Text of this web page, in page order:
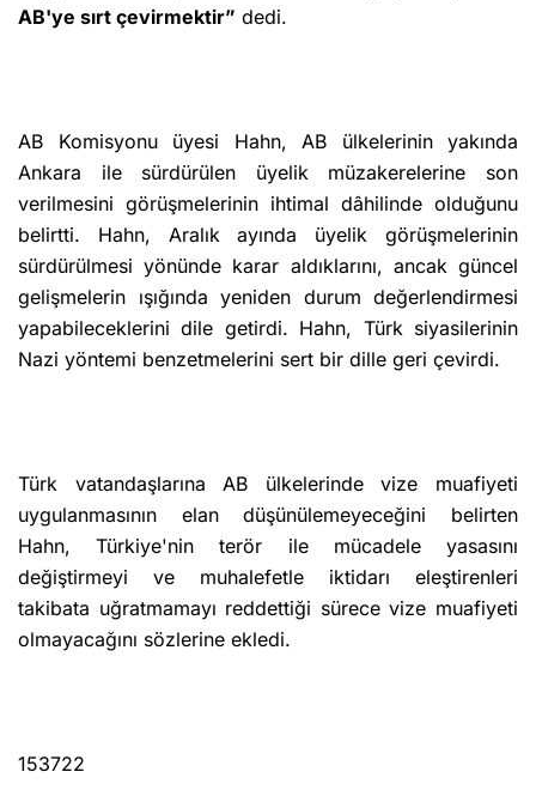
AB'ye sırt çevirmektir” dedi.
AB Komisyonu üyesi Hahn, AB ülkelerinin yakında
Ankara ile sürdürülen üyelik müzakerelerine son
verilmesini görüşmelerinin ihtimal dâhilinde olduğunu
belirtti. Hahn, Aralık ayında üyelik görüşmelerinin
sürdürülmesi yönünde karar aldıklarını, ancak güncel
gelişmelerin ışığında yeniden durum değerlendirmesi
yapabileceklerini dile getirdi. Hahn, Türk siyasilerinin
Nazi yöntemi benzetmelerini sert bir dille geri çevirdi.
Türk vatandaşlarına AB ülkelerinde vize muafiyeti
uygulanmasının elan düşünülemeyeceğini belirten
Hahn, Türkiye'nin terör ile mücadele yasasını
değiştirmeyi ve muhalefetle iktidarı eleştirenleri
takibata uğratmamayı reddettiği sürece vize muafiyeti
olmayacağını sözlerine ekledi.
153722